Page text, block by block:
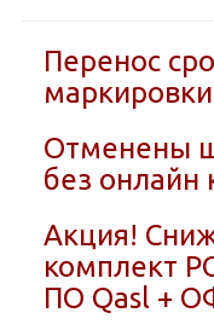
Перенос
Отменены
без онлайн
Акция!
комплект
ПО Qasl +